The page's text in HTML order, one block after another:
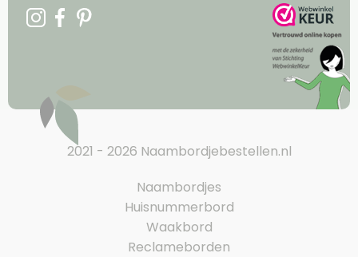
2021 - 2026 Naambordjebestellen.nl
Naambordjes
Huisnummerbord
Waakbord
Reclameborden